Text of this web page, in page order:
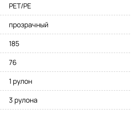
PET/PE
прозрачный
185
76
1 рулон
3 рулона